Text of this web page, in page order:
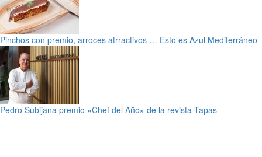
Pinchos con premio, arroces atrractivos … Esto es Azul Mediterráneo
Pedro Subijana premio «Chef del Año» de la revista Tapas